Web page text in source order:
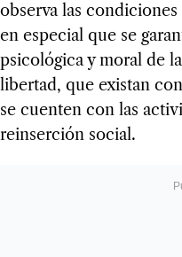
observa las
en especial que se
psicológica y moral de
libertad, que existan
se cuenten con las
reinserción social.